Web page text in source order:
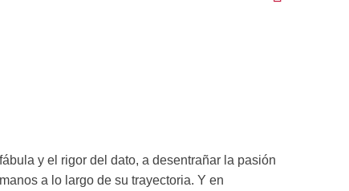
y el rigor del dato, a desentrañar la pasión
a lo largo de su trayectoria. Y en